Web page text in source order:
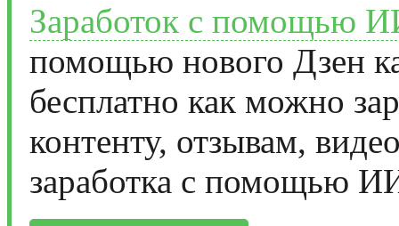
Заработок с помощью
помощью нового Дзен
бесплатно как можно
контенту, отзывам,
заработка с помощью